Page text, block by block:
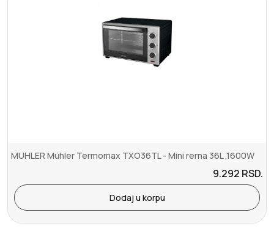
MUHLER Mühler Termomax TXO36TL - Mini rerna 36L ,1600W
9.292 RSD.
Dodaj u korpu